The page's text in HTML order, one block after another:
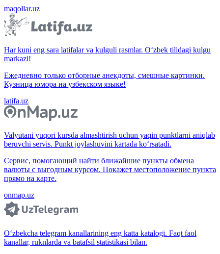
maqollar.uz
Har kuni eng sara latifalar va kulguli rasmlar. O‘zbek tilidagi kulgu
markazi!
Ежедневно только отборные анекдоты, смешные картинки.
Кузница юмора на узбекском языке!
latifa.uz
Valyutani yuqori kursda almashtirish uchun yaqin punktlarni aniqlab
beruvchi servis. Punkt joylashuvini kartada ko‘rsatadi.
Сервис, помогающий найти ближайшие пункты обмена
валюты с выгодным курсом. Покажет местоположение пункта
прямо на карте.
onmap.uz
O‘zbekcha telegram kanallarining eng katta katalogi. Faqt faol
kanallar, ruknlarda va batafsil statistikasi bilan.